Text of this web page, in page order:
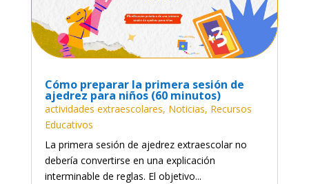
Cómo preparar la primera sesión de
ajedrez para niños (60 minutos)
actividades extraescolares, Noticias, Recursos
Educativos
La primera sesión de ajedrez extraescolar no
debería convertirse en una explicación
interminable de reglas. El objetivo...